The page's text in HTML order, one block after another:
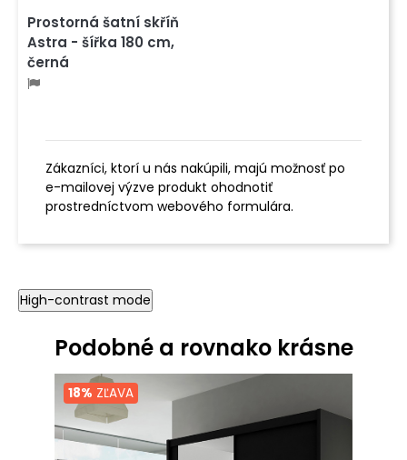
Prostorná šatní skříň
Astra - šířka 180 cm,
černá
Zákazníci, ktorí u nás nakúpili, majú možnosť po
e-mailovej výzve produkt ohodnotiť
prostredníctvom webového formulára.
High-contrast mode
Podobné a rovnako krásne
18% ZĽAVA